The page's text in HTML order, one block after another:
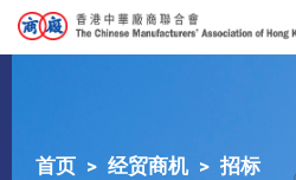
首页 经贸商机 招标